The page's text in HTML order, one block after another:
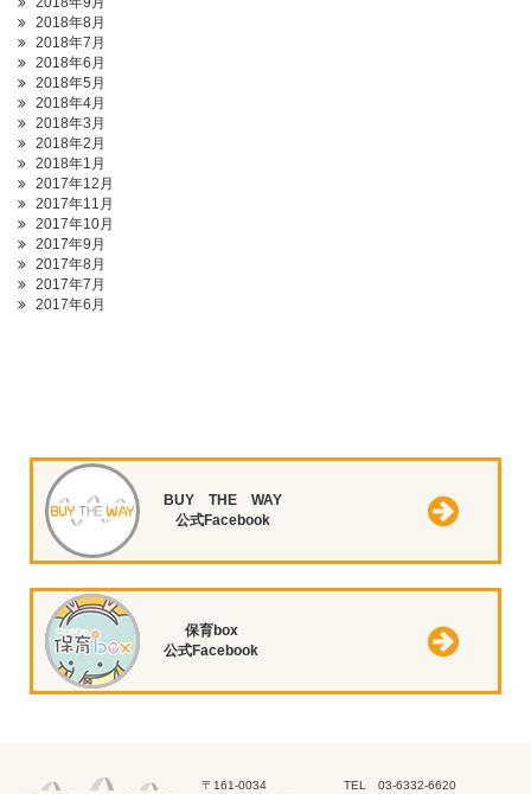
2018年8月
2018年7月
2018年6月
2018年5月
2018年4月
2018年3月
2018年2月
2018年1月
2017年12月
2017年11月
2017年10月
2017年9月
2017年8月
2017年7月
2017年6月
BUY THE WAY
公式Facebook
保育box
公式Facebook
〒161-0034
TEL 03-6332-6620